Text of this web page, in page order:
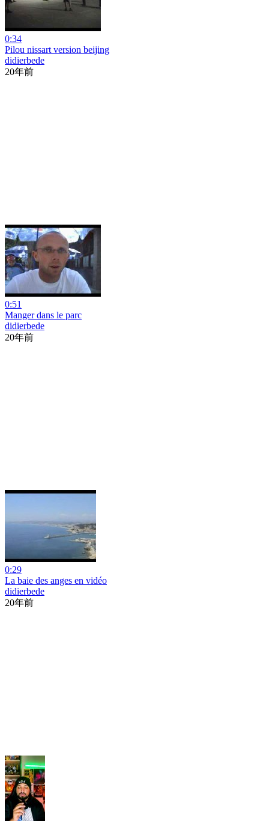
0:34
Pilou nissart version beijing
didierbede
20年前
0:51
Manger dans le parc
didierbede
20年前
0:29
La baie des anges en vidéo
didierbede
20年前